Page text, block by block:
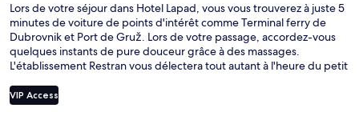
Lors de votre séjour dans Hotel Lapad, vous vous trouverez à juste 5
minutes de voiture de points d'intérêt comme Terminal ferry de
Dubrovnik et Port de Gruž. Lors de votre passage, accordez-vous
quelques instants de pure douceur grâce à des massages.
L'établissement Restran vous délectera tout autant à l'heure du petit
fait également profiter d'une piscine extérieure, d'un bar en bord
de piscine et d'une terrasse. Les autres voyageurs ne tarissent pas
VIP Access